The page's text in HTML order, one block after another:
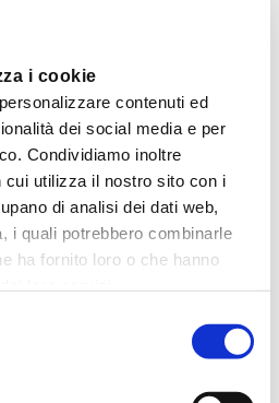
i cookie
contenuti ed
dei social media e per
Condividiamo inoltre
cui utilizza il nostro sito con i
di analisi dei dati web,
i quali potrebbero combinarle
ha fornito loro o che hanno
LA TEORIA
le tue
di
in 20
Reali con